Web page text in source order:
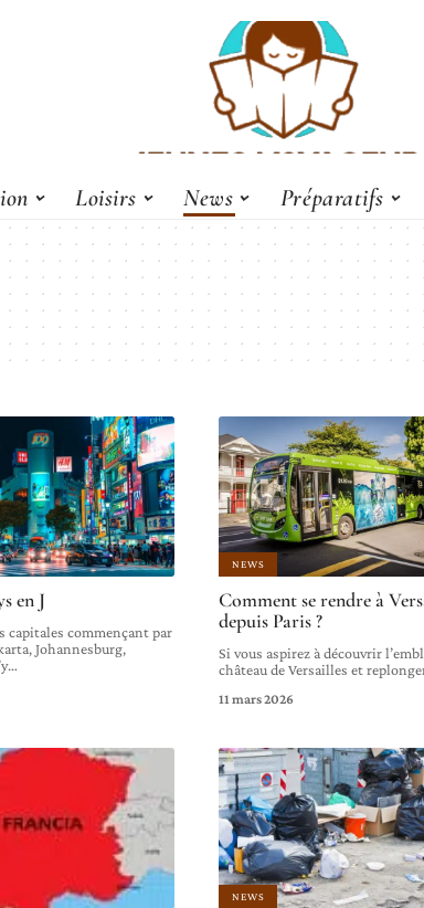
Loisirs News Préparatifs
en J
capitales commençant par
Johannesburg,
…
NEWS
Comment se rendre à
depuis Paris ?
Si vous aspirez à découvrir
château de Versailles et
11 mars 2026
NEWS